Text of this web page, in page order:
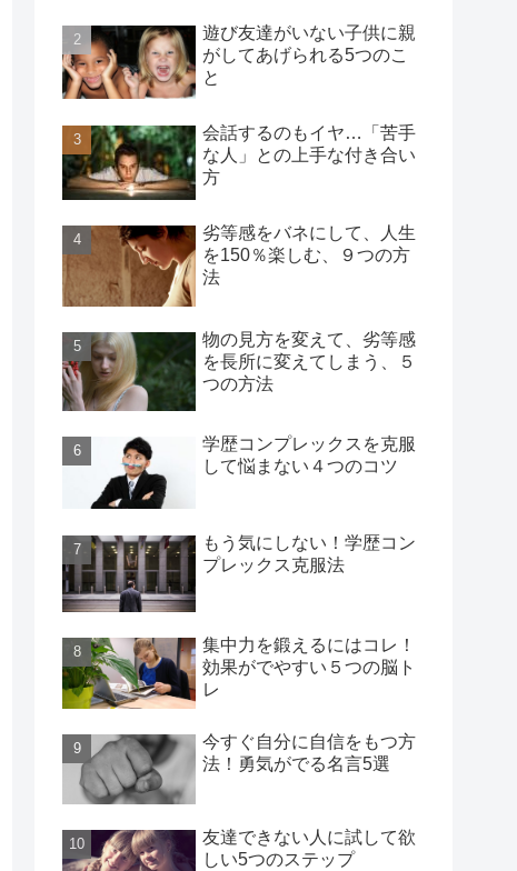
遊び友達がいない子供に親
がしてあげられる5つのこ
と
会話するのもイヤ…「苦手
な人」との上手な付き合い
方
劣等感をバネにして、人生
を150％楽しむ、９つの方
法
物の見方を変えて、劣等感
を長所に変えてしまう、５
つの方法
学歴コンプレックスを克服
して悩まない４つのコツ
もう気にしない！学歴コン
プレックス克服法
集中力を鍛えるにはコレ！
効果がでやすい５つの脳ト
レ
今すぐ自分に自信をもつ方
法！勇気がでる名言5選
友達できない人に試して欲
しい5つのステップ